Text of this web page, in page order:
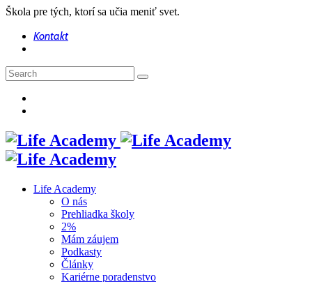
Škola pre tých, ktorí sa učia meniť svet.
Kontakt
Life Academy
O nás
Prehliadka školy
2%
Mám záujem
Podkasty
Články
Kariérne poradenstvo